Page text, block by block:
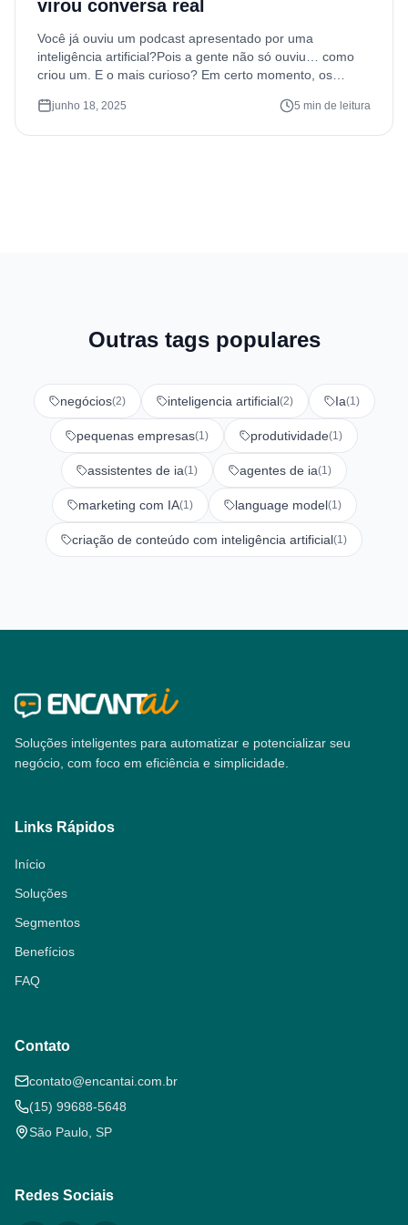
virou conversa real
Você já ouviu um podcast apresentado por uma
inteligência artificial?Pois a gente não só ouviu… como
criou um. E o mais curioso? Em certo momento, os
nem tinha pensado nisso. Foi a própria IA que trouxe
junho 18, 2025 5 min de leitura
Outras tags populares
negócios(2) inteligencia artificial(2) Ia(1)
pequenas empresas(1) produtividade(1)
assistentes de ia(1) agentes de ia(1)
marketing com IA(1) language model(1)
criação de conteúdo com inteligência artificial(1)
Soluções inteligentes para automatizar e potencializar seu
negócio, com foco em eficiência e simplicidade.
Links Rápidos
Início
Soluções
Segmentos
Benefícios
FAQ
Contato
contato@encantai.com.br
(15) 99688-5648
São Paulo, SP
Redes Sociais